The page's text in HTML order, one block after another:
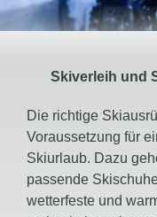
Skiverleih und
Die richtige
Voraussetzung für
Skiurlaub. Dazu
passende
wetterfeste und